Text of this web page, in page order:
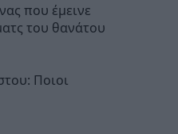
που έμεινε
του θανάτου
Ποιοι